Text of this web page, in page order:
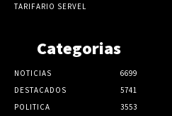
TARIFARIO SERVEL
Categorias
NOTICIAS
6699
DESTACADOS
5741
POLITICA
3553